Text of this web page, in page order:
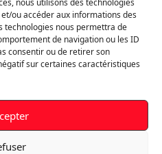
nous utilisons des technologies
ou accéder aux informations des
technologies nous permettra de
de navigation ou les ID
consentir ou de retirer son
sur certaines caractéristiques